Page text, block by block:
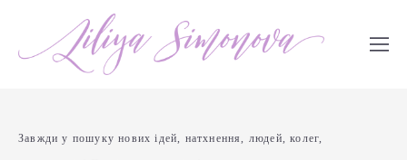
Завжди у пошуку нових ідей, натхнення, людей, колег,